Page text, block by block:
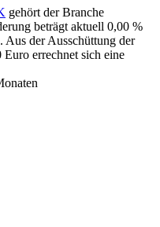
gehört der Branche
beträgt aktuell 0,00 %
Aus der Ausschüttung der
Euro errechnet sich eine